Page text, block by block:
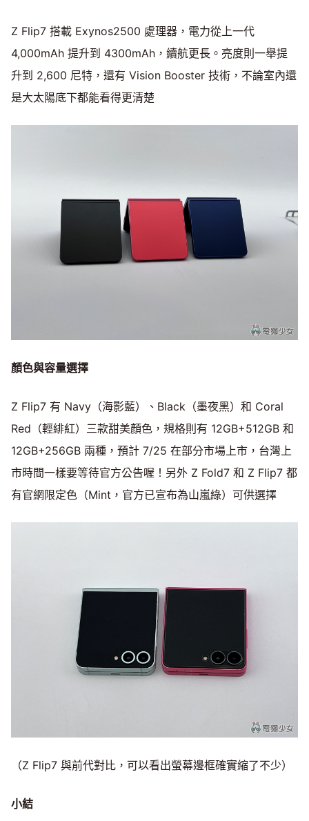
Z Flip7 搭載 Exynos2500 處理器，電力從上一代
4,000mAh 提升到 4300mAh，續航更長。亮度則一舉提
升到 2,600 尼特，還有 Vision Booster 技術，不論室內還
是大太陽底下都能看得更清楚
顏色與容量選擇
Z Flip7 有 Navy（海影藍）、Black（墨夜黑）和 Coral
Red（輕緋紅）三款甜美顏色，規格則有 12GB+512GB 和
12GB+256GB 兩種，預計 7/25 在部分市場上市，台灣上
市時間一樣要等待官方公告喔！另外 Z Fold7 和 Z Flip7 都
有官網限定色（Mint，官方已宣布為山嵐綠）可供選擇
（Z Flip7 與前代對比，可以看出螢幕邊框確實縮了不少）
小結